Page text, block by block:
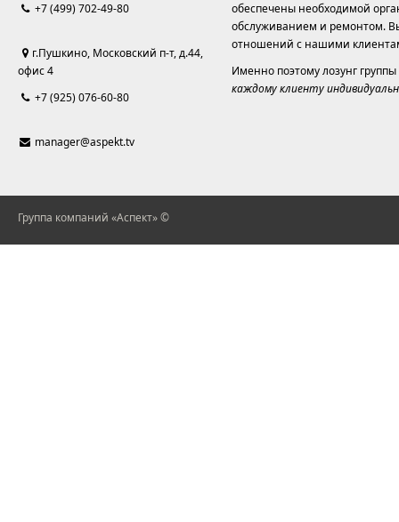
+7 (499) 702-49-80
г.Пушкино, Московский п-т, д.44,
офис 4
+7 (925) 076-60-80
manager@aspekt.tv
обеспечены необходимой
обслуживанием и ремонтом.
отношений с нашими
Именно поэтому лозунг
каждому клиенту
Группа компаний «Аспект» ©